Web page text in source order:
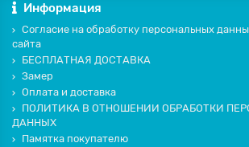
Информация
Согласие на обработку персональных
сайта
БЕСПЛАТНАЯ ДОСТАВКА
Замер
Оплата и доставка
ПОЛИТИКА В ОТНОШЕНИИ ОБРАБОТКИ
ДАННЫХ
Памятка покупателю